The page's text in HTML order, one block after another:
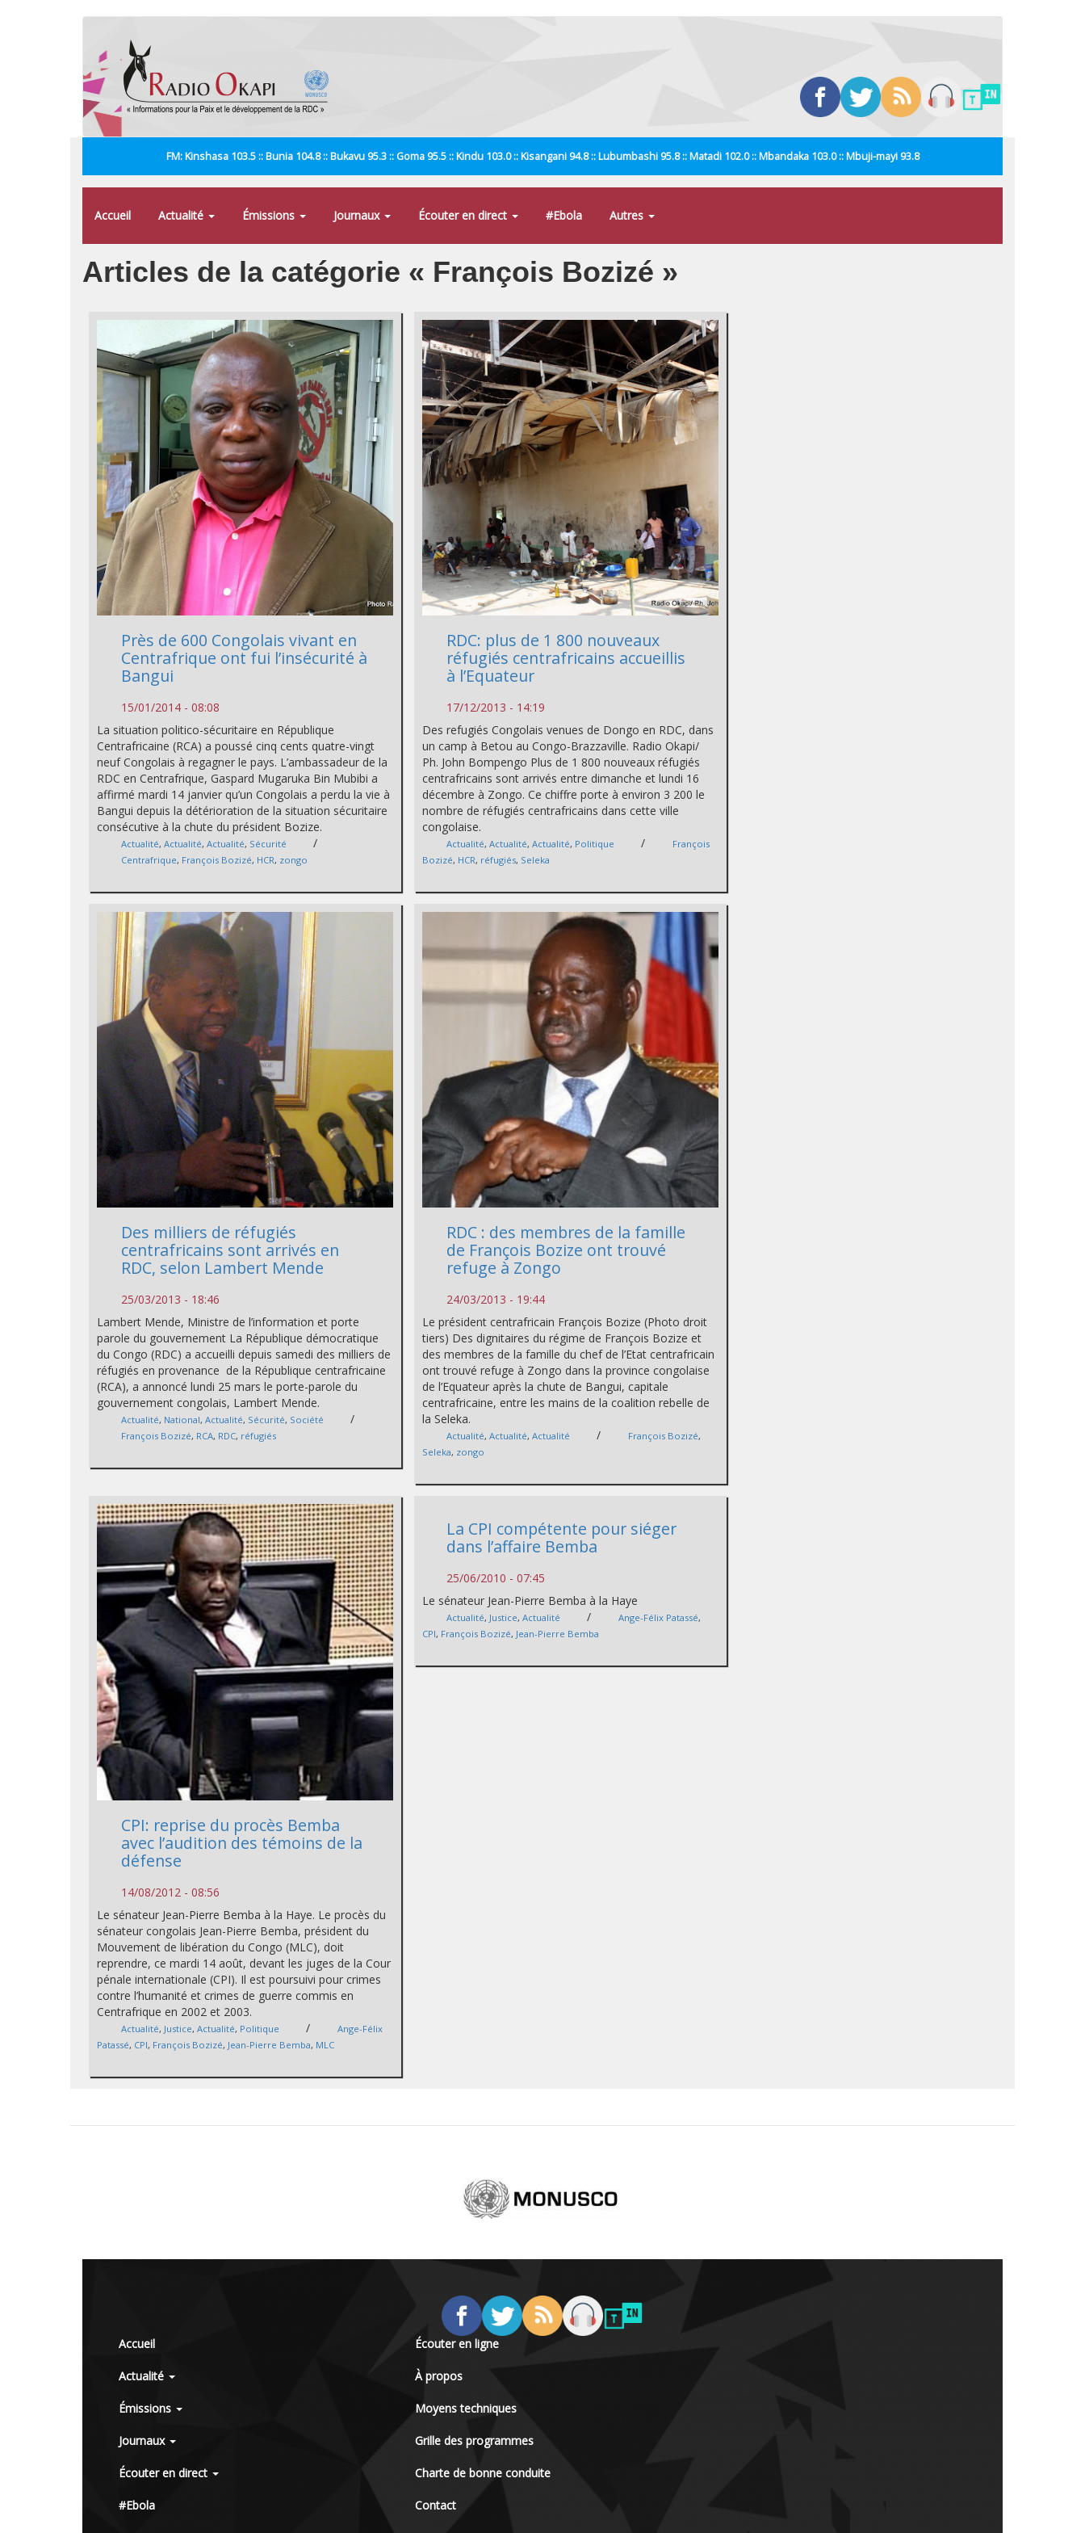
FM: Kinshasa 103.5 :: Bunia 104.8 :: Bukavu 95.3 :: Goma 95.5 :: Kindu 103.0 :: Kisangani 94.8 :: Lubumbashi 95.8 :: Matadi 102.0 :: Mbandaka 103.0 :: Mbuji-mayi 93.8
Accueil Actualité Émissions Journaux Écouter en direct #Ebola Autres
Articles de la catégorie « François Bozizé »
Près de 600 Congolais vivant en
Centrafrique ont fui l’insécurité à
Bangui
15/01/2014 - 08:08
La situation politico-sécuritaire en République
Centrafricaine (RCA) a poussé cinq cents quatre-vingt
neuf Congolais à regagner le pays. L’ambassadeur de la
RDC en Centrafrique, Gaspard Mugaruka Bin Mubibi a
affirmé mardi 14 janvier qu’un Congolais a perdu la vie à
Bangui depuis la détérioration de la situation sécuritaire
consécutive à la chute du président Bozize.
Actualité,Actualité,Actualité, Sécurité /
Centrafrique, François Bozizé, HCR, zongo
RDC: plus de 1 800 nouveaux
réfugiés centrafricains accueillis
à l’Equateur
17/12/2013 - 14:19
Des refugiés Congolais venues de Dongo en RDC, dans
un camp à Betou au Congo-Brazzaville. Radio Okapi/
Ph. John Bompengo Plus de 1 800 nouveaux réfugiés
centrafricains sont arrivés entre dimanche et lundi 16
décembre à Zongo. Ce chiffre porte à environ 3 200 le
nombre de réfugiés centrafricains dans cette ville
congolaise.
Actualité,Actualité,Actualité, Politique /
François
Bozizé, HCR, réfugiés, Seleka
Des milliers de réfugiés
centrafricains sont arrivés en
RDC, selon Lambert Mende
25/03/2013 - 18:46
Lambert Mende, Ministre de l’information et porte
parole du gouvernement La République démocratique
du Congo (RDC) a accueilli depuis samedi des milliers de
réfugiés en provenance de la République centrafricaine
(RCA), a annoncé lundi 25 mars le porte-parole du
gouvernement congolais, Lambert Mende.
Actualité, National,Actualité, Sécurité, Société /
François Bozizé, RCA, RDC, réfugiés
RDC : des membres de la famille
de François Bozize ont trouvé
refuge à Zongo
24/03/2013 - 19:44
Le président centrafricain François Bozize (Photo droit
tiers) Des dignitaires du régime de François Bozize et
des membres de la famille du chef de l’Etat centrafricain
ont trouvé refuge à Zongo dans la province congolaise
de l’Equateur après la chute de Bangui, capitale
centrafricaine, entre les mains de la coalition rebelle de
la Seleka.
Actualité,Actualité,Actualité / François Bozizé,
Seleka, zongo
CPI: reprise du procès Bemba
avec l’audition des témoins de la
défense
14/08/2012 - 08:56
Le sénateur Jean-Pierre Bemba à la Haye. Le procès du
sénateur congolais Jean-Pierre Bemba, président du
Mouvement de libération du Congo (MLC), doit
reprendre, ce mardi 14 août, devant les juges de la Cour
pénale internationale (CPI). Il est poursuivi pour crimes
contre l’humanité et crimes de guerre commis en
Centrafrique en 2002 et 2003.
Actualité, Justice,Actualité, Politique /
Ange-Félix
Patassé, CPI, François Bozizé, Jean-Pierre Bemba, MLC
La CPI compétente pour siéger
dans l’affaire Bemba
25/06/2010 - 07:45
Le sénateur Jean-Pierre Bemba à la Haye
Actualité, Justice,Actualité / Ange-Félix Patassé,
CPI, François Bozizé, Jean-Pierre Bemba
Accueil
Actualité
Émissions
Journaux
Écouter en direct
#Ebola
Écouter en ligne
À propos
Moyens techniques
Grille des programmes
Charte de bonne conduite
Contact